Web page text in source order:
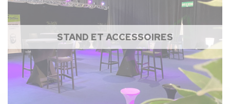
STAND ET ACCESSOIRES